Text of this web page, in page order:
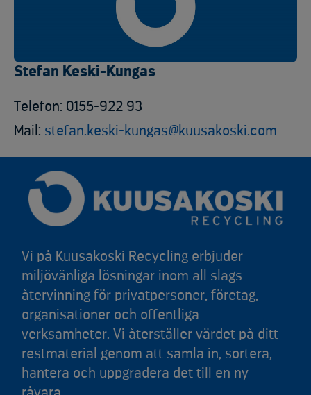
Stefan Keski-Kungas
Telefon: 0155-922 93
Mail: stefan.keski-kungas@kuusakoski.com
Vi på Kuusakoski Recycling erbjuder
miljövänliga lösningar inom all slags
återvinning för privatpersoner, företag,
organisationer och offentliga
verksamheter. Vi återställer värdet på ditt
restmaterial genom att samla in, sortera,
hantera och uppgradera det till en ny